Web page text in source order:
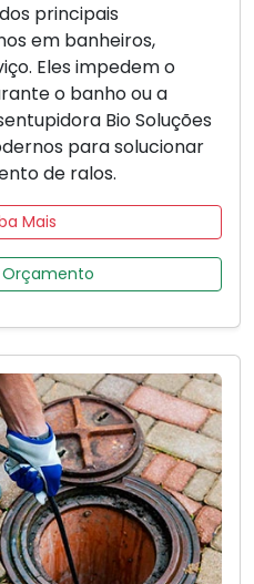
principais
em banheiros,
Eles impedem o
o banho ou a
Bio Soluções
para solucionar
de ralos.
Mais
Orçamento